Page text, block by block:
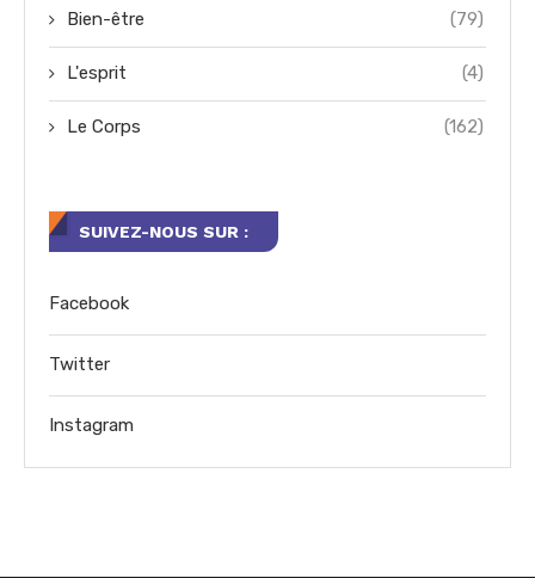
Bien-être (79)
L'esprit (4)
Le Corps (162)
SUIVEZ-NOUS SUR :
Facebook
Twitter
Instagram